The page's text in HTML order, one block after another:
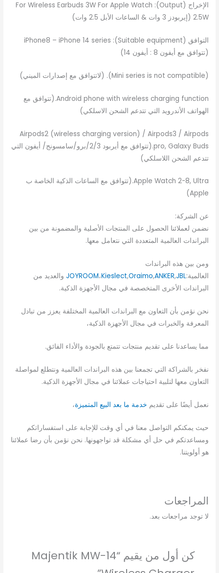
الإخراج (Output): For Wireless Earbuds 3W For Apple Watch
2.5W (إيربودز 3 وات & الساعات الأبل 2.5 وات)
التوافق (Suitable equipment): iPhone8 – iPhone 14 series
(تتوافق مع أيفون 8 : أيفون 14)
(Mini series is not compatible). (لاتتوافق مع إصدارات الميني)
Android phone with wireless charging function.(تتوافق مع
الهواتف الأندرويد التي تتدعم الشحن الاسلكي)
Airpods2 (wireless charging version) / Airpods3 / Airpods
pro, Galaxy Buds.(تتوافق مع أيربود 2/3/برو/سامسونج/ أيفون التي
تتدعم الشحن اللاسلكي)
Apple Watch 2-8, Ultra.(تتوافق مع الساعات الذكية الخاصة ب
Apple)
عن الشركة:
نضمن لعملائنا الحصول على المنتجات الأصلية والمضمونة من بين
البراندات العالمية المتعددة التي نتعامل معها.
ومن بين هذه البراندات
العالمية:
JOYROOM،Kieslect,Oraimo,ANKER,JBL
والعديد من
البراندات الأخرى المتخصصة في مجال الأجهزة الذكية.
نحن نؤمن بأن التعاون مع البراندات العالمية المختلفة يعزز من تبادل
المعرفة والخبرات في مجال الأجهزة الذكية،
مما يساعدنا على تقديم منتجات تتمتع بالجودة والأداء الفائق.
نفخر بالشراكة التي تجمعنا بين هذه البراندات العالمية ونتطلع لمواصلة
التعاون معها لتلبية احتياجات عملائنا في مجال الأجهزة الذكية.
نعمل أيضًا على تقديم خدمة ما بعد البيع المتميزة،
حيث يمكنكم التواصل معنا في أي وقت للإجابة على استفساراتكم
ومساعدتكم في حل أي مشكلة قد تواجهونها. نحن نؤمن بأن رضا عملائنا
هو أولويتنا.
المراجعات
لا توجد مراجعات بعد.
كن أول من يقيم “Majentik MW-14